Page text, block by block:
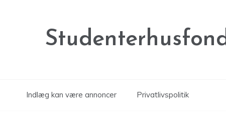
Indlæg kan være annoncer Privatlivspolitik